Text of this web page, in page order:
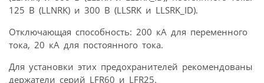
125 В (LLNRK) и 300 В (LLSRK и LLSRK_ID).
Отключающая способность: 200 кА для переменного
тока, 20 кА для постоянного тока.
Для установки этих предохранителей рекомендованы
держатели серий LFR60 и LFR25.